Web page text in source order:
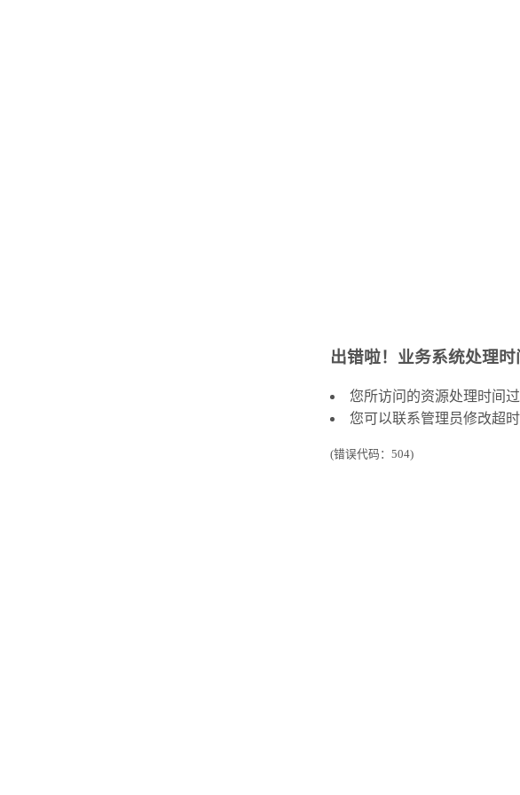
出错啦！业务系统处理
您所访问的资源处理时间
您可以联系管理员修改超
(错误代码：504)